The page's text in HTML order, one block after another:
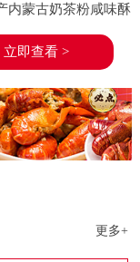
内蒙古奶茶粉咸味酥
装奶茶冲饮
立即查看 >
更多+